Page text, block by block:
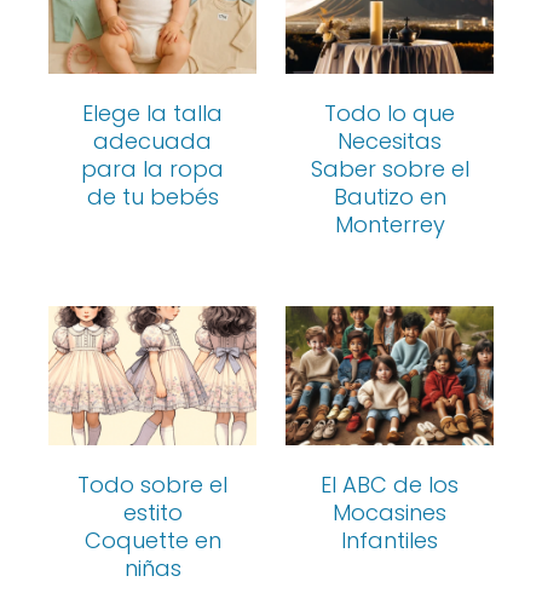
Elege la talla
adecuada
para la ropa
de tu bebés
Todo lo que
Necesitas
Saber sobre el
Bautizo en
Monterrey
Todo sobre el
estito
Coquette en
niñas
El ABC de los
Mocasines
Infantiles